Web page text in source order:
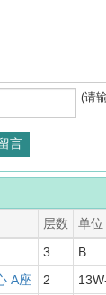
(请
层数 单位
3 B
A座 2